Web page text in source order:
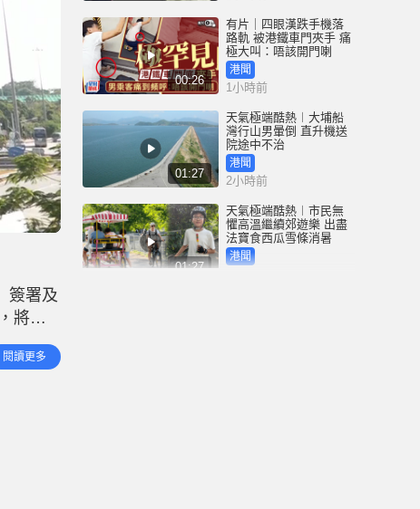
簽署及
將會
受收
閱讀更多
00:26
有片｜四眼漢跌手機落
路軌 被港鐵車門夾手 痛
極大叫：唔該開門喇
港聞
1小時前
01:27
天氣極端酷熱︱大埔船
灣行山男暈倒 直升機送
院途中不治
港聞
2小時前
01:27
天氣極端酷熱︱市民無
懼高溫繼續郊遊樂 出盡
法寶食西瓜雪條消暑
港聞